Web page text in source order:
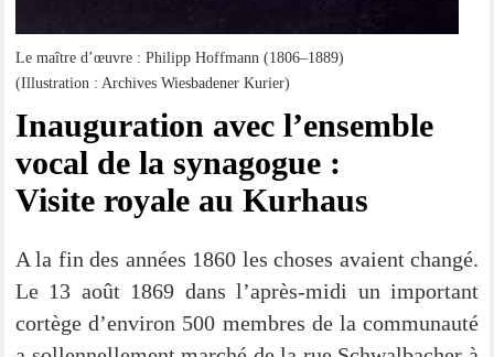
Le maît­re d’œu­vre : Phil­ipp Hoff­mann (1806–1889)
(Illus­tra­ti­on : Archi­ves Wies­ba­de­ner Kurier)
Inau­gu­ra­ti­on avec l’ensemble
vocal de la synagogue :
Visi­te roya­le au Kurhaus
A la fin des années 1860 les cho­ses avai­ent chan­gé.
Le 13 août 1869 dans l’après-midi un important
cor­tège d’environ 500 mem­bres de la com­mun­au­té